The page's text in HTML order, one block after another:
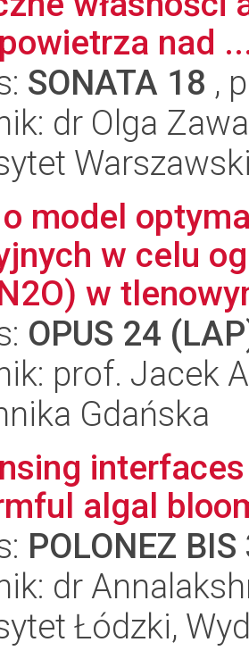
nad
SONATA 18 ,
dr Olga
model
w celu
w
OPUS 24
prof. Jacek
Gdańska
algal
POLONEZ BIS
dr
Łódzki,